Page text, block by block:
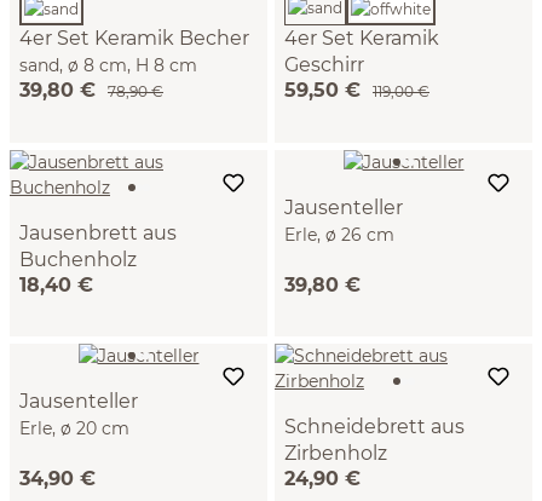
4er Set Keramik Becher
sand, ø 8 cm, H 8 cm
39,80 € 78,90 €
4er Set Keramik
Geschirr
offwhite, 10 cm
59,50 € 119,00 €
Jausenbrett aus
Buchenholz
30 x 20 x 1,9 cm
18,40 €
Jausenteller
Erle, ø 26 cm
39,80 €
Jausenteller
Erle, ø 20 cm
34,90 €
Schneidebrett aus
Zirbenholz
ca. 38 x 20 x 2 cm
24,90 €